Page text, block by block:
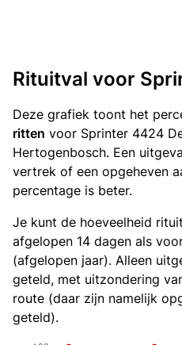
Rituitval voor
Deze grafiek toont het
ritten voor Sprinter 4424
Hertogenbosch. Een
vertrek of een opgeheven
percentage is beter.
Je kunt de hoeveelheid
afgelopen 14 dagen als
(afgelopen jaar). Alleen
geteld, met uitzondering
route (daar zijn namelijk
geteld).